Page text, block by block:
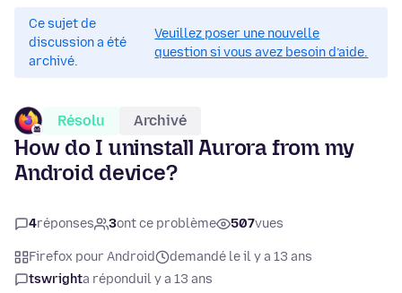
Ce sujet de
discussion a été
archivé.
Veuillez poser une nouvelle
question si vous avez besoin d’aide.
Résolu Archivé
How do I uninstall Aurora from my
Android device?
4réponses 3ont ce problème 507vues
Firefox pour Android
demandé le il y a 13 ans
tswrighta réponduil y a 13 ans